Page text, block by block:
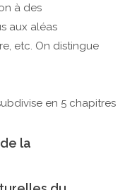
à des
aux aléas
etc. On distingue
en 5 chapitres
la